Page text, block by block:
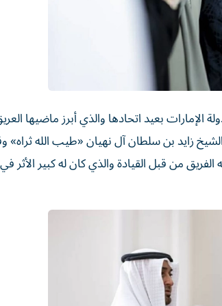
الإمارات بعيد اتحادها والذي أبرز ماضيها
زايد بن سلطان آل نهيان «طيب الله ثراه»
من قبل القيادة والذي كان له كبير الأثر